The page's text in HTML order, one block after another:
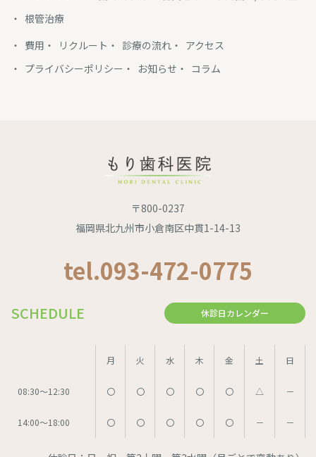
根管治療
費用
リクルート 診療の流れ
アクセス
プライバシーポリシー
お知らせ コラム
〒800-0237
福岡県北九州市小倉南区中貫1-14-13
tel.093-472-0775
SCHEDULE 休診日カレンダー
月 火 水 木 金 土 日
08:30～12:30 〇 〇 〇 〇 〇 △ －
14:00～18:00 〇 〇 〇 〇 〇 － －